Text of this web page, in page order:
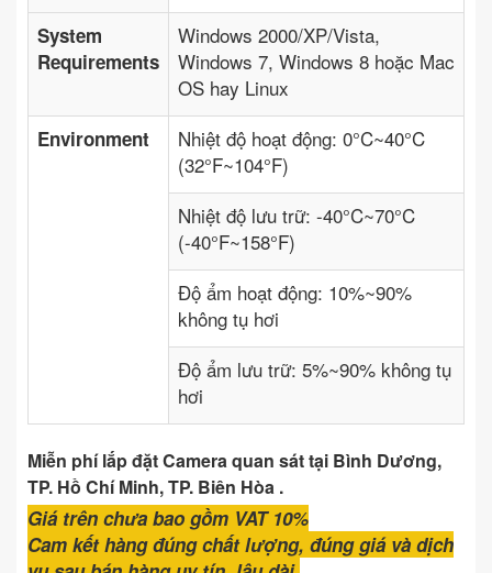
System
Requirements
Windows 2000/XP/Vista,
Windows 7, Windows 8 hoặc Mac
OS hay Linux
Environment
Nhiệt độ hoạt động: 0°C~40°C
(32°F~104°F)
Nhiệt độ lưu trữ: -40°C~70°C
(-40°F~158°F)
Độ ẩm hoạt động: 10%~90%
không tụ hơi
Độ ẩm lưu trữ: 5%~90% không tụ
hơi
Miễn phí lắp đặt Camera quan sát tại Bình Dương,
TP. Hồ Chí Minh, TP. Biên Hòa .
Giá trên chưa bao gồm VAT 10%
Cam kết hàng đúng chất lượng, đúng giá và dịch